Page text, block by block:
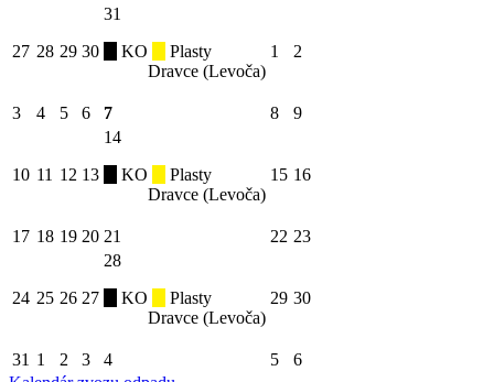
27 28 29 30
31
KO
Plasty
Dravce (Levoča)
1 2
3 4 5 6 7 8 9
10 11 12 13
14
KO
Plasty
Dravce (Levoča)
15 16
17 18 19 20 21 22 23
24 25 26 27
28
KO
Plasty
Dravce (Levoča)
29 30
31 1 2 3 4 5
6